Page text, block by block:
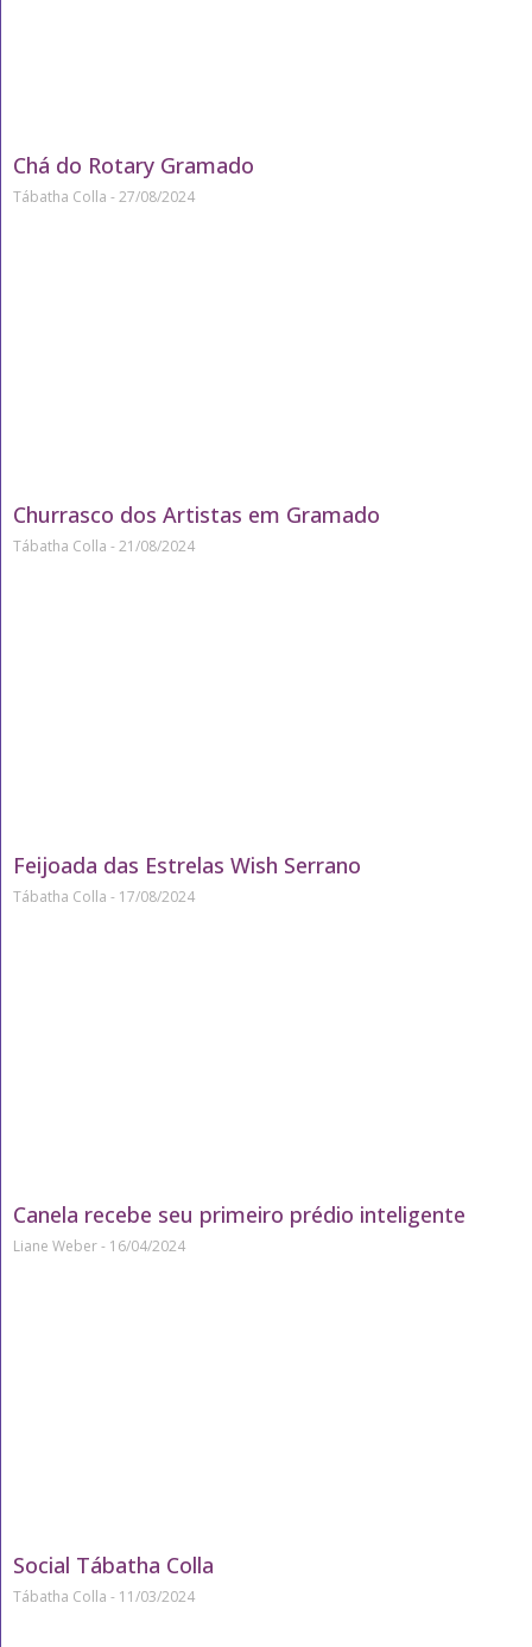
Chá do Rotary Gramado
Tábatha Colla 27/08/2024
Churrasco dos Artistas em Gramado
Tábatha Colla 21/08/2024
Feijoada das Estrelas Wish Serrano
Tábatha Colla 17/08/2024
Canela recebe seu primeiro prédio inteligente
Liane Weber 16/04/2024
Social Tábatha Colla
Tábatha Colla 11/03/2024